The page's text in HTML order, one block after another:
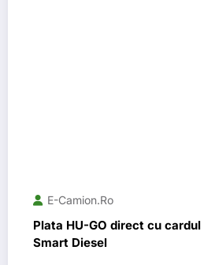
E-Camion.ro
Plata HU-GO direct cu
Smart Diesel